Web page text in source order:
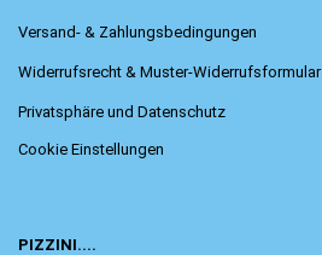
Versand- & Zahlungsbedingungen
Widerrufsrecht & Muster-Widerrufsformular
Privatsphäre und Datenschutz
Cookie Einstellungen
PIZZINI....